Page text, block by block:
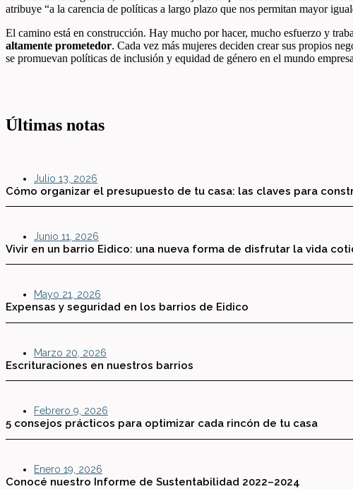
atribuye “a la carencia de políticas a largo plazo que nos permitan mayor
El camino está en construcción. Hay mucho por hacer, mucho esfuerzo y
altamente prometedor. Cada vez más mujeres deciden crear sus propios
se promuevan políticas de inclusión y equidad de género en el mundo
Últimas notas
Julio 13, 2026
Cómo organizar el presupuesto de tu casa: las claves para
Junio 11, 2026
Vivir en un barrio Eidico: una nueva forma de disfrutar la vida
Mayo 21, 2026
Expensas y seguridad en los barrios de Eidico
Marzo 20, 2026
Escrituraciones en nuestros barrios
Febrero 9, 2026
5 consejos prácticos para optimizar cada rincón de tu casa
Enero 19, 2026
Conocé nuestro Informe de Sustentabilidad 2022–2024